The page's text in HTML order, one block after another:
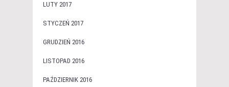
LUTY 2017
STYCZEŃ 2017
GRUDZIEŃ 2016
LISTOPAD 2016
PAŹDZIERNIK 2016